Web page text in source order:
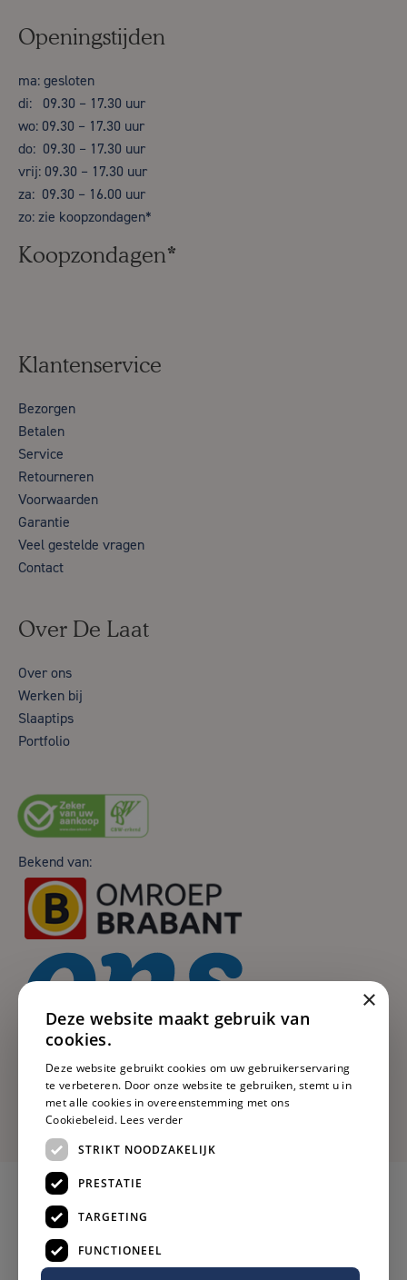
Openingstijden
ma: gesloten
di: 09.30 – 17.30 uur
wo: 09.30 – 17.30 uur
do: 09.30 – 17.30 uur
vrij: 09.30 – 17.30 uur
za: 09.30 – 16.00 uur
zo: zie koopzondagen*
Koopzondagen*
Klantenservice
Bezorgen
Betalen
Service
Retourneren
Voorwaarden
Garantie
Veel gestelde vragen
Contact
Over De Laat
Over ons
Werken bij
Slaaptips
Portfolio
Bekend van:
×
Deze website maakt gebruik van
cookies.
Deze website gebruikt cookies om uw gebruikerservaring
te verbeteren. Door onze website te gebruiken, stemt u in
met alle cookies in overeenstemming met ons
Cookiebeleid. Lees verder
STRIKT NOODZAKELIJK
PRESTATIE
TARGETING
FUNCTIONEEL